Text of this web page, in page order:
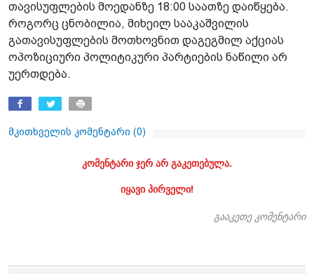
თავისუფლების მოედანზე 18:00 საათზე დაიწყება.
როგორც ცნობილია, მიხეილ სააკაშვილის
გათავისუფლების მოთხოვნით დაგეგმილ აქციას
ოპოზიციური პოლიტიკური პარტიების ნაწილი არ
უერთდება.
მკითხველის კომენტარი (0)
კომენტარი ჯერ არ გაკეთებულა.
იყავი პირველი!
გააკეთე კომენტარი